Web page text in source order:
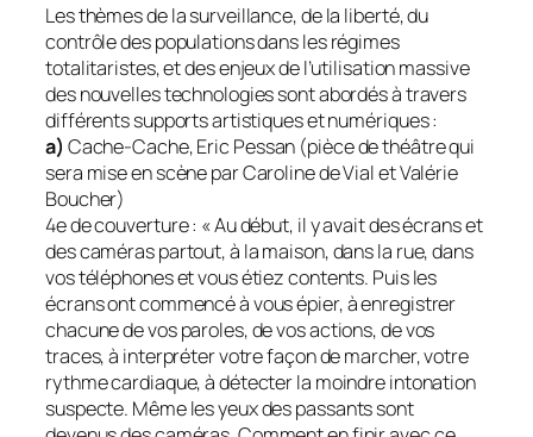
Les thèmes de la surveillance, de la liberté, du
contrôle des populations dans les régimes
totalitaristes, et des enjeux de l’utilisation massive
des nouvelles technologies sont abordés à travers
différents supports artistiques et numériques :
a) Cache-Cache, Eric Pessan (pièce de théâtre qui
sera mise en scène par Caroline de Vial et Valérie
Boucher)
4e de couverture : « Au début, il y avait des écrans et
des caméras partout, à la maison, dans la rue, dans
vos téléphones et vous étiez contents. Puis les
écrans ont commencé à vous épier, à enregistrer
chacune de vos paroles, de vos actions, de vos
traces, à interpréter votre façon de marcher, votre
rythme cardiaque, à détecter la moindre intonation
suspecte. Même les yeux des passants sont